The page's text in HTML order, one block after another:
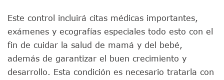
Este control incluirá citas médicas importantes,
exámenes y ecografías especiales todo esto con el
fin de cuidar la salud de mamá y del bebé,
además de garantizar el buen crecimiento y
desarrollo. Esta condición es necesario tratarla con